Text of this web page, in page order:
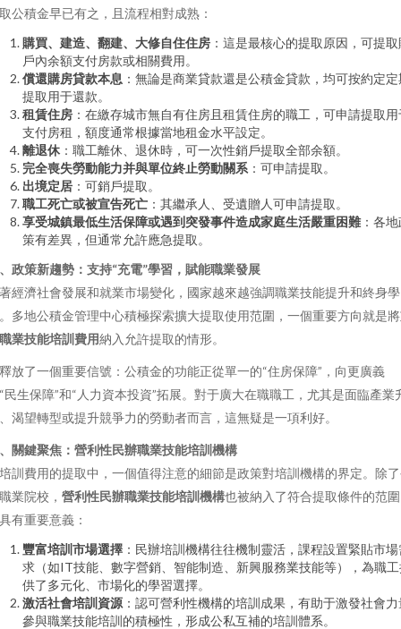
公積金早已有之，且流程相對成熟：
購買、建造、翻建、大修自住住房 ：這是最核心的提取原因，可提
戶內余額支付房款或相關費用。
償還購房貸款本息 ：無論是商業貸款還是公積金貸款，均可按約定
提取用于還款。
租賃住房 ：在繳存城市無自有住房且租賃住房的職工，可申請提取用
支付房租，額度通常根據當地租金水平設定。
離退休：職工離休、退休時，可一次性銷戶提取全部余額。
完全喪失勞動能力并與單位終止勞動關系 ：可申請提取。
出境定居 ：可銷戶提取。
職工死亡或被宣告死亡 ：其繼承人、受遺贈人可申請提取。
享受城鎮最低生活保障或遇到突發事件造成家庭生活嚴重困難：各地
策有差異，但通常允許應急提取。
政策新趨勢：支持“充電”學習，賦能職業發展
經濟社會發展和就業市場變化，國家越來越強調職業技能提升和終身學
多地公積金管理中心積極探索擴大提取使用范圍，一個重要方向就是將
業技能培訓費用納入允許提取的情形。
放了一個重要信號：公積金的功能正從單一的“住房保障”，向更廣義
民生保障”和“人力資本投資”拓展。對于廣大在職職工，尤其是面臨產業
渴望轉型或提升競爭力的勞動者而言，這無疑是一項利好。
關鍵聚焦：營利性民辦職業技能培訓機構
訓費用的提取中，一個值得注意的細節是政策對培訓機構的界定。除
業院校， 營利性民辦職業技能培訓機構也被納入了符合提取條件的范
有重要意義：
豐富培訓市場選擇 ：民辦培訓機構往往機制靈活，課程設置緊貼市
求（如IT技能、數字營銷、智能制造、新興服務業技能等），為職
供了多元化、市場化的學習選擇。
激活社會培訓資源 ：認可營利性機構的培訓成果，有助于激發社會
參與職業技能培訓的積極性，形成公私互補的培訓體系。